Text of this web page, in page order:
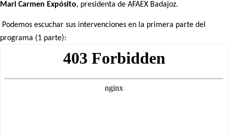
Mari Carmen Expósito, presidenta de AFAEX Badajoz.
Podemos escuchar sus intervenciones en la primera parte del
programa (1 parte):